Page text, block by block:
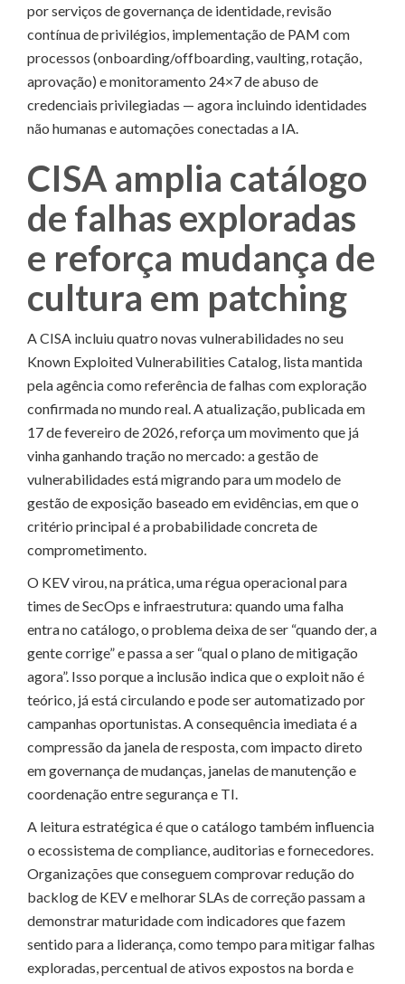
por serviços de governança de identidade, revisão
contínua de privilégios, implementação de PAM com
processos (onboarding/offboarding, vaulting, rotação,
aprovação) e monitoramento 24×7 de abuso de
credenciais privilegiadas — agora incluindo identidades
não humanas e automações conectadas a IA.
CISA amplia catálogo
de falhas exploradas
e reforça mudança de
cultura em patching
A CISA incluiu quatro novas vulnerabilidades no seu
Known Exploited Vulnerabilities Catalog, lista mantida
pela agência como referência de falhas com exploração
confirmada no mundo real. A atualização, publicada em
17 de fevereiro de 2026, reforça um movimento que já
vinha ganhando tração no mercado: a gestão de
vulnerabilidades está migrando para um modelo de
gestão de exposição baseado em evidências, em que o
critério principal é a probabilidade concreta de
comprometimento.
O KEV virou, na prática, uma régua operacional para
times de SecOps e infraestrutura: quando uma falha
entra no catálogo, o problema deixa de ser “quando der, a
gente corrige” e passa a ser “qual o plano de mitigação
agora”. Isso porque a inclusão indica que o exploit não é
teórico, já está circulando e pode ser automatizado por
campanhas oportunistas. A consequência imediata é a
compressão da janela de resposta, com impacto direto
em governança de mudanças, janelas de manutenção e
coordenação entre segurança e TI.
A leitura estratégica é que o catálogo também influencia
o ecossistema de compliance, auditorias e fornecedores.
Organizações que conseguem comprovar redução do
backlog de KEV e melhorar SLAs de correção passam a
demonstrar maturidade com indicadores que fazem
sentido para a liderança, como tempo para mitigar falhas
exploradas, percentual de ativos expostos na borda e